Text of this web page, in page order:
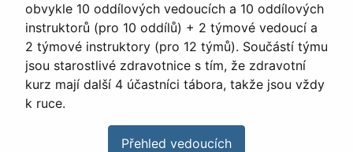
obvykle 10 oddílových vedoucích a 10 oddílových
instruktorů (pro 10 oddílů) + 2 týmové vedoucí a
2 týmové instruktory (pro 12 týmů). Součástí týmu
jsou starostlivé zdravotnice s tím, že zdravotní
kurz mají další 4 účastníci tábora, takže jsou vždy
k ruce.
Přehled vedoucích